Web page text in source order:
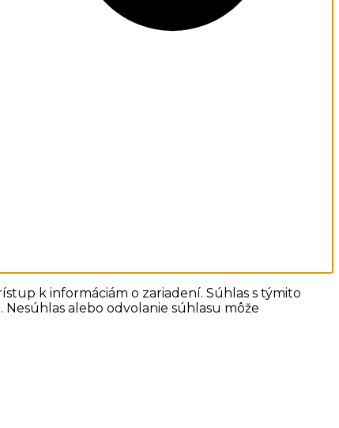
k informáciám o zariadení. Súhlas s týmito
alebo odvolanie súhlasu môže